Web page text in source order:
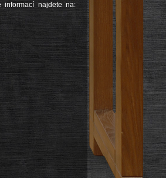
informací najdete na: